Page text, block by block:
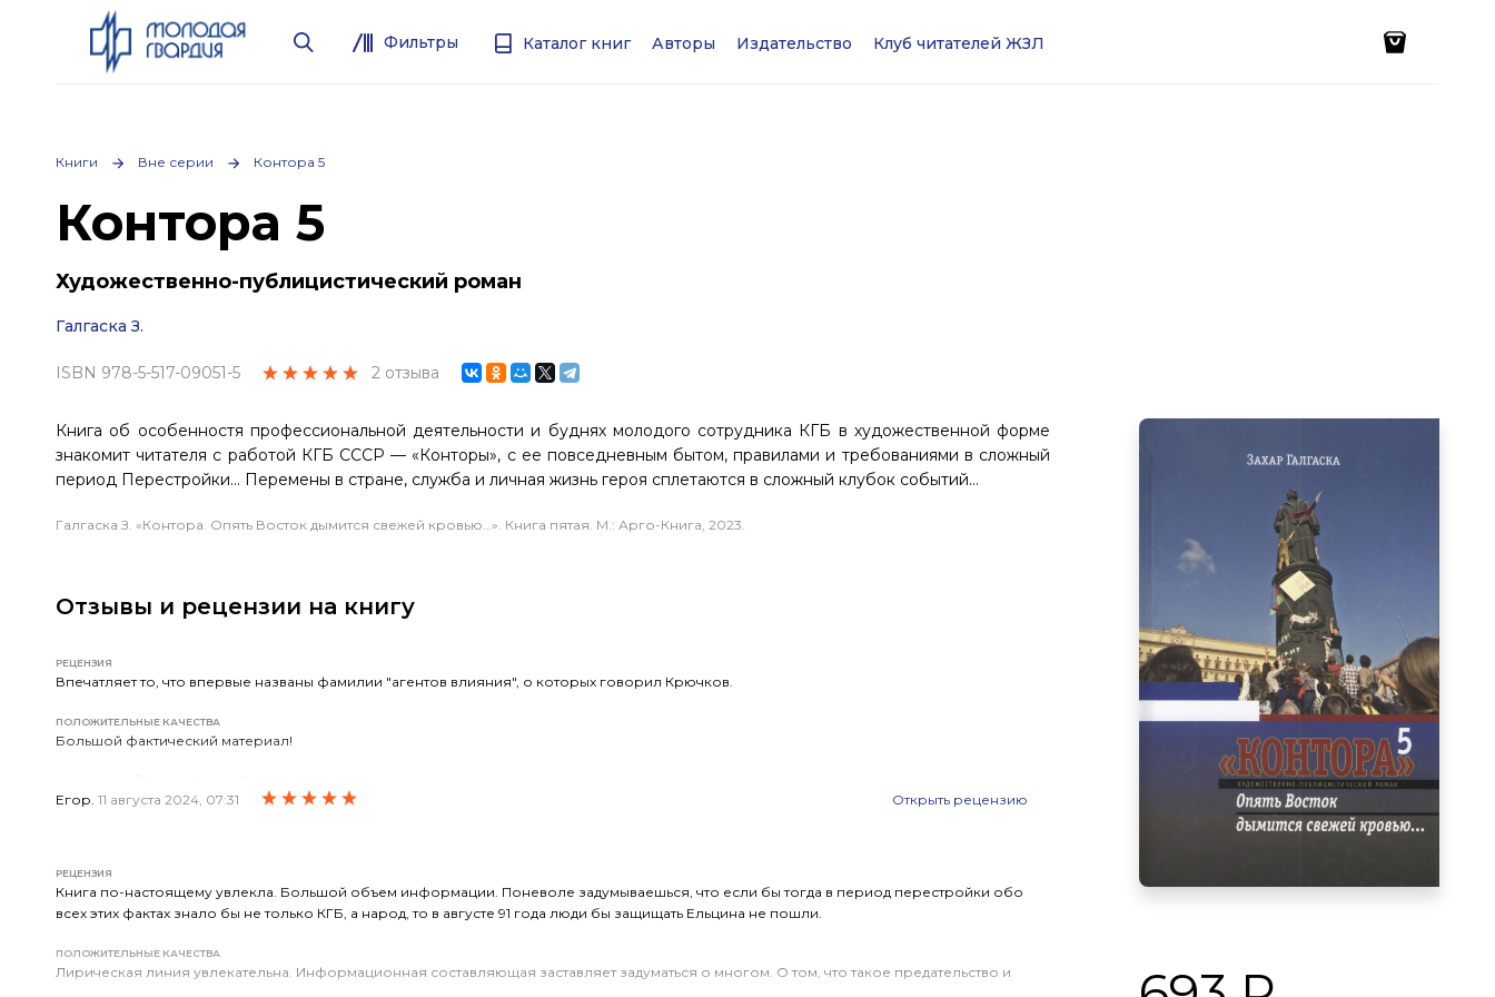
Фильтры Каталог книг Авторы Издательство Клуб читателей ЖЗЛ
Книги Вне серии Контора 5
Контора 5
Художественно-публицистический роман
Галгаска З.
ISBN 978-5-517-09051-5 2 отзыва
Книга об особенностя профессиональной деятельности и буднях молодого сотрудника КГБ в художественной форме
знакомит читателя с работой КГБ СССР — «Конторы», с ее повседневным бытом, правилами и требованиями в сложный
период Перестройки… Перемены в стране, служба и личная жизнь героя сплетаются в сложный клубок событий…
Галгаска З. «Контора. Опять Восток дымится свежей кровью…». Книга пятая. М.: Арго-Книга, 2023.
Отзывы и рецензии на книгу
РЕЦЕНЗИЯ
Впечатляет то, что впервые названы фамилии "агентов влияния", о которых говорил Крючков.
ПОЛОЖИТЕЛЬНЫЕ КАЧЕСТВА
Большой фактический материал!
КОММЕНТАРИЙ (РЕЗЮМЕ / ВЫВОД)
Рекомендую к чтению всем кто интересуется историей и закулисьем Перестройки.
Егор. 11 августа 2024, 07:31 Открыть рецензию
РЕЦЕНЗИЯ
Книга по-настоящему увлекла. Большой объем информации. Поневоле задумываешься, что если бы тогда в период перестройки обо
всех этих фактах знало бы не только КГБ, а народ, то в августе 91 года люди бы защищать Ельцина не пошли.
ПОЛОЖИТЕЛЬНЫЕ КАЧЕСТВА
Лирическая линия увлекательна. Информационная составляющая заставляет задуматься о многом. О том, что такое предательство и